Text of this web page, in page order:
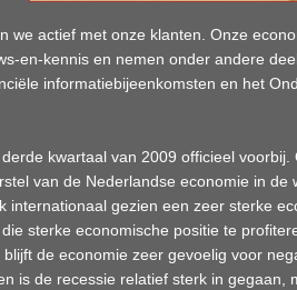
we actief met onze klanten. Onze
en-kennis en nemen onder andere
informatiebijeenkomsten en het
kwartaal van 2009 officieel voorbij.
van de Nederlandse economie in de
internationaal gezien een zeer sterke
sterke economische positie te
de economie zeer gevoelig voor
is de recessie relatief sterk in gegaan,